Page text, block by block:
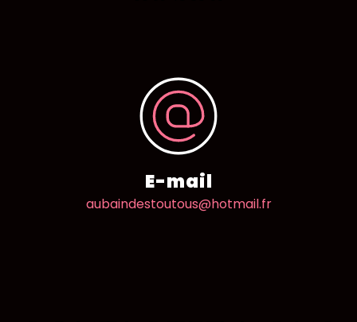
E-mail
aubaindestoutous@hotmail.fr